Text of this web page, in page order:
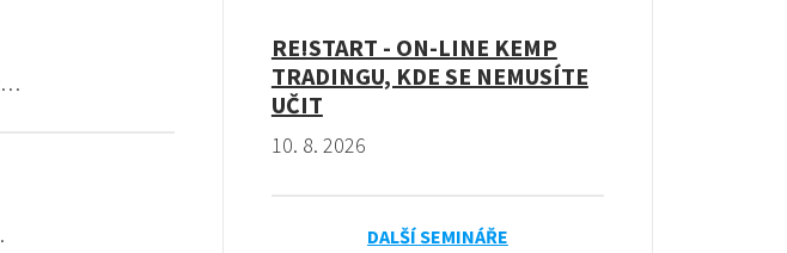
RE!START - ON-LINE KEMP
TRADINGU, KDE SE NEMUSÍTE
UČIT
10. 8. 2026
DALŠÍ SEMINÁŘE